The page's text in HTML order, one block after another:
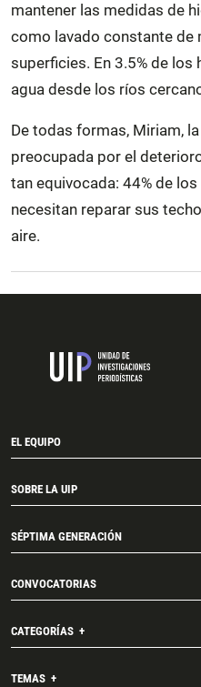
mantener las medidas de
como lavado constante de
superficies. En 3.5% de los
agua desde los ríos
De todas formas, Miriam,
preocupada por el
tan equivocada: 44% de
necesitan reparar sus
aire.
EL EQUIPO
SOBRE LA UIP
SÉPTIMA GENERACIÓN
CONVOCATORIAS
CATEGORÍAS
TEMAS